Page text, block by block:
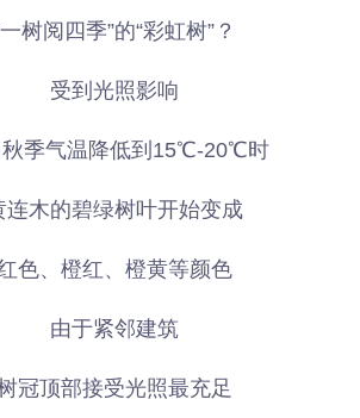
树阅四季”的“彩虹树”？
受到光照影响
秋季气温降低到15℃-20℃时
连木的碧绿树叶开始变成
色、橙红、橙黄等颜色
由于紧邻建筑
冠顶部接受光照最充足